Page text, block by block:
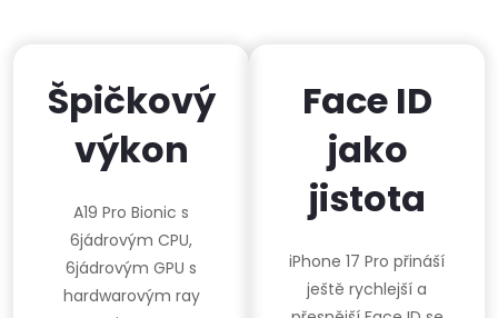
Špičkový
výkon
A19 Pro Bionic s
6jádrovým CPU,
6jádrovým GPU s
hardwarovým ray
Face ID
jako
jistota
iPhone 17 Pro přináší
ještě rychlejší a